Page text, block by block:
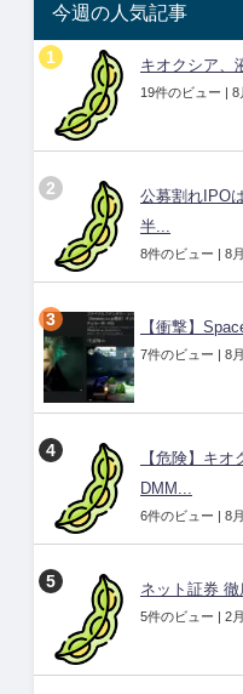
今週の人気記事
キオクシア、
19件のビュー | 8
公募割れIPO
半...
8件のビュー | 8
【衝撃】
7件のビュー | 8
【危険】キ
DMM...
6件のビュー | 8
ネット証券 徹
5件のビュー | 2